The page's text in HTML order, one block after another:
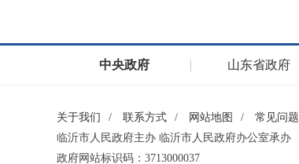
中央政府 山东省政府
关于我们 / 联系方式 / 网站地图 /
常见问题
临沂市人民政府主办 临沂市人民政府办公室承办
政府网站标识码：3713000037